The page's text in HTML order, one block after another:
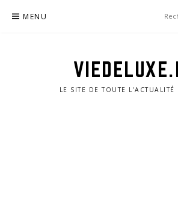
MENU
LE SITE DE TOUTE L'ACTUALITÉ